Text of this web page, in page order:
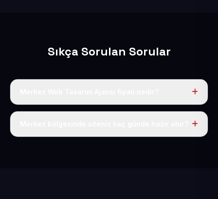
Sıkça Sorulan Sorular
Tek fiyat uygulanır: yıllık 50 USD + KDV. Bu bedele alan